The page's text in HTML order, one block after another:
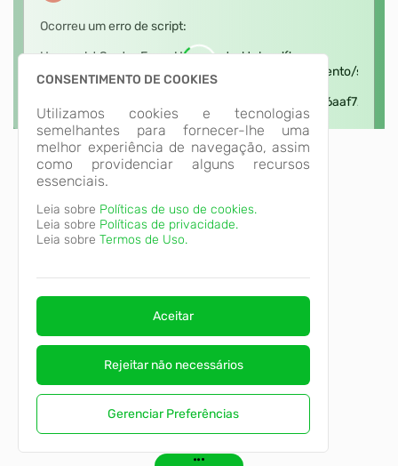
CONSENTIMENTO DE COOKIES
Utilizamos cookies e tecnologias
semelhantes para fornecer-lhe uma
melhor experiência de navegação, assim
como providenciar alguns recursos
essenciais.
Leia sobre Políticas de uso de cookies.
Leia sobre Políticas de privacidade.
Leia sobre Termos de Uso.
Aceitar
Rejeitar não necessários
Gerenciar Preferências